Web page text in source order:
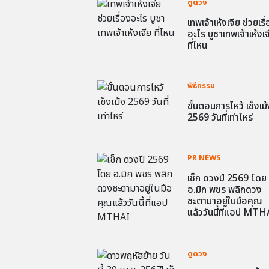
เทพเจ้าเห้งเจีย ช่วยเ
อะไร บูชาเทพเจ้าเห้งเ
ที่ไหน
พิธีกรรม
ขั้นตอนการไหว้ เช็งเ
2569 วันที่เท่าไหร่
PR NEWS
เช็ก ดวงปี 2569 โดย
อ.มิก พชร พลิกดวง
ชะตามาอยู่ในมือคุณ
แล้ววันนี้ที่แอป
ดูดวง